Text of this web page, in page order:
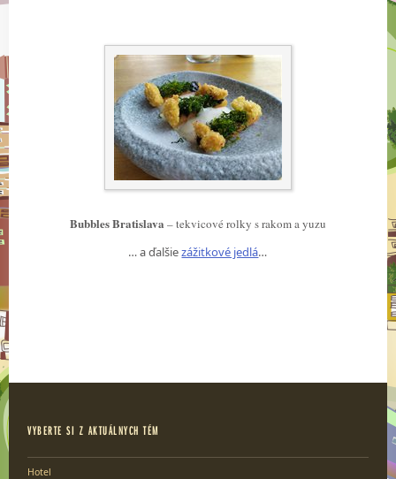
Bubbles Bratislava – tekvicové rolky s rakom a yuzu
… a ďalšiezážitkové jedlá…
VYBERTE SI Z AKTUÁLNYCH TÉM
Hotel